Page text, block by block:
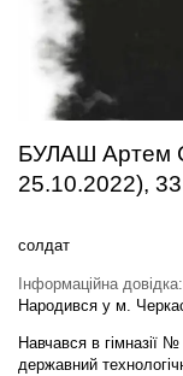
БУЛАШ Артем
25.10.2022),
солдат
Інформаційна довідка:
Народився у м.
Навчався в гімназії
державний